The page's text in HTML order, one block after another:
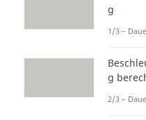
Die
g
1/3 –
g
2/3 –